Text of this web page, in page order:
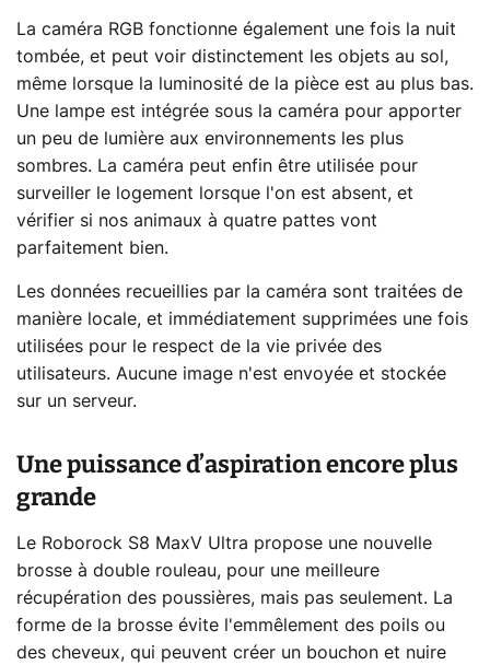
La caméra RGB fonctionne également une fois la nuit
tombée, et peut voir distinctement les objets au sol,
même lorsque la luminosité de la pièce est au plus bas.
Une lampe est intégrée sous la caméra pour apporter
un peu de lumière aux environnements les plus
sombres. La caméra peut enfin être utilisée pour
surveiller le logement lorsque l'on est absent, et
vérifier si nos animaux à quatre pattes vont
parfaitement bien.
Les données recueillies par la caméra sont traitées de
manière locale, et immédiatement supprimées une fois
utilisées pour le respect de la vie privée des
utilisateurs. Aucune image n'est envoyée et stockée
sur un serveur.
Une puissance d’aspiration encore plus
grande
Le Roborock S8 MaxV Ultra propose une nouvelle
brosse à double rouleau, pour une meilleure
récupération des poussières, mais pas seulement. La
forme de la brosse évite l'emmêlement des poils ou
des cheveux, qui peuvent créer un bouchon et nuire